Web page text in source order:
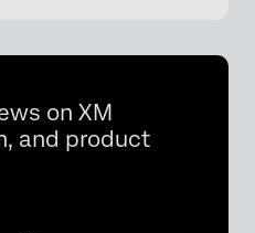
on XM
and product